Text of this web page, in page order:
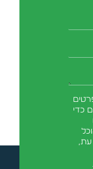
כדי
עת,